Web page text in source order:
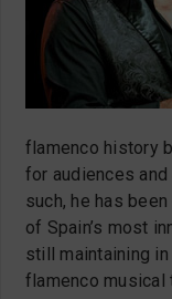
flamenco history
for audiences
such, he has
of Spain’s most
still maintaining
flamenco musical